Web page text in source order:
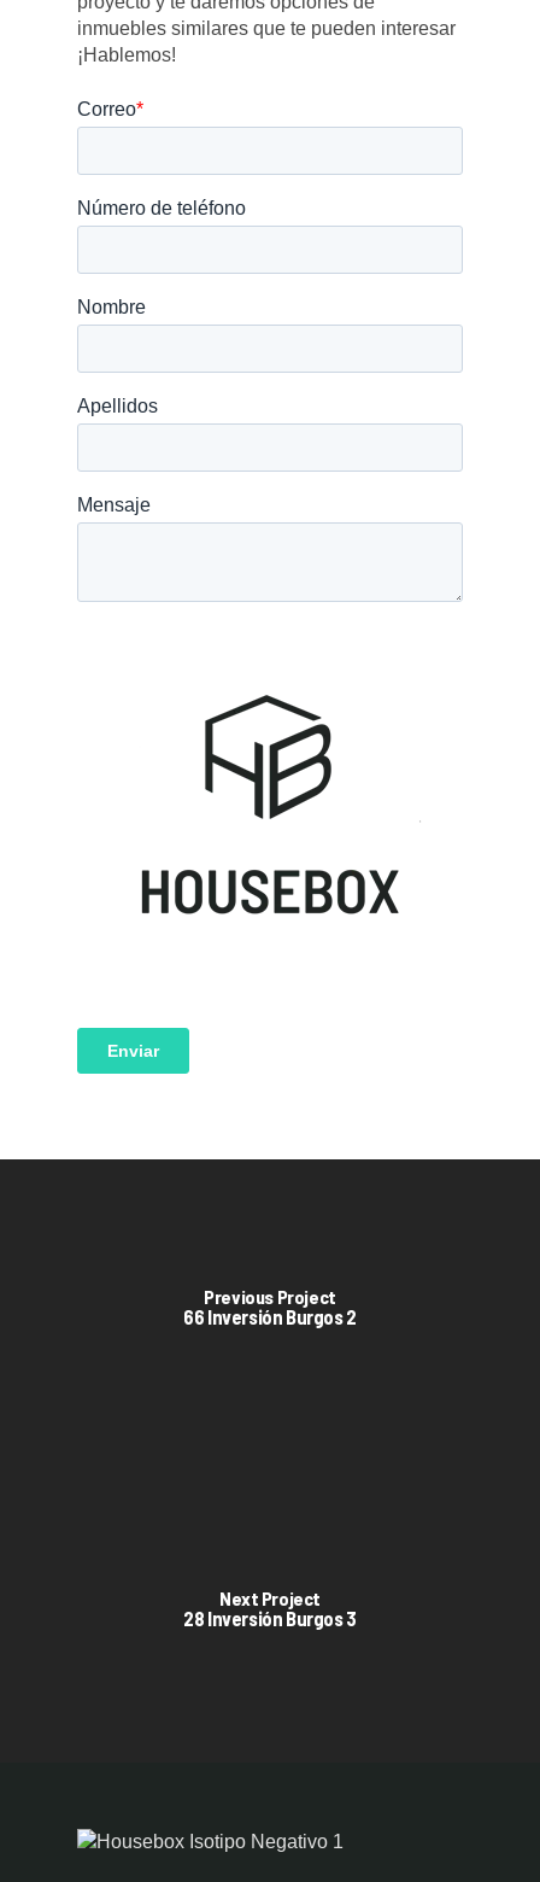
inmuebles similares que te pueden interesar
¡Hablemos!
Previous Project
66 Inversión Burgos 2
Next Project
28 Inversión Burgos 3
SERVICIO POST VENTA
Home
Sobre nosotros
Proyectos
Blog
Preguntas
Contacto